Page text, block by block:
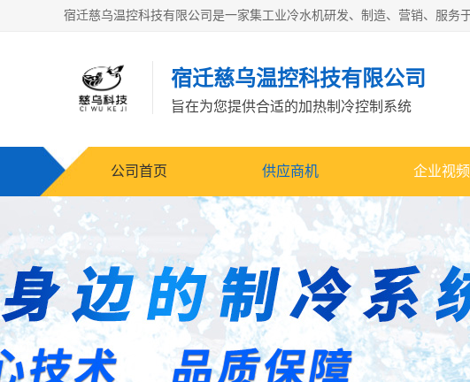
宿迁慈乌温控科技有限公司
旨在为您提供合适的加热制冷控制系统
公司首页 供应商机 企业视频